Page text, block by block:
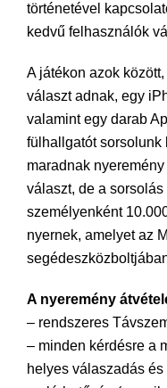
történetével
kedvű felhasználók
A játékon azok
választ adnak, egy
valamint egy darab
fülhallgatót sorsolunk
maradnak
választ, de a
személyenként
nyernek, amelyet az
A nyeremény
– rendszeres
– minden kérdésre a
helyes válaszadás és